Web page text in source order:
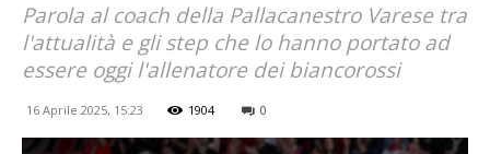
Parola al coach della Pallacanestro Varese tra
l'attualità e gli step che lo hanno portato ad
essere oggi l'allenatore dei biancorossi
16 Aprile 2025, 15:23 1904 0